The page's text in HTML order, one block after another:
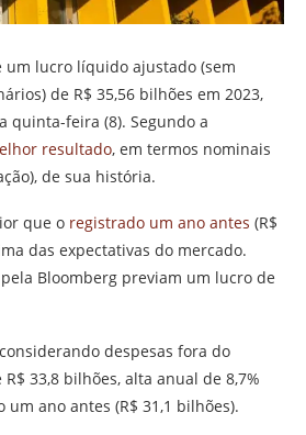
um lucro líquido ajustado (sem
de R$ 35,56 bilhões em 2023,
quinta-feira (8). Segundo a
resultado, em termos nominais
de sua história.
que o registrado um ano antes (R$
das expectativas do mercado.
Bloomberg previam um lucro de
despesas fora do
33,8 bilhões, alta anual de 8,7%
ano antes (R$ 31,1 bilhões).